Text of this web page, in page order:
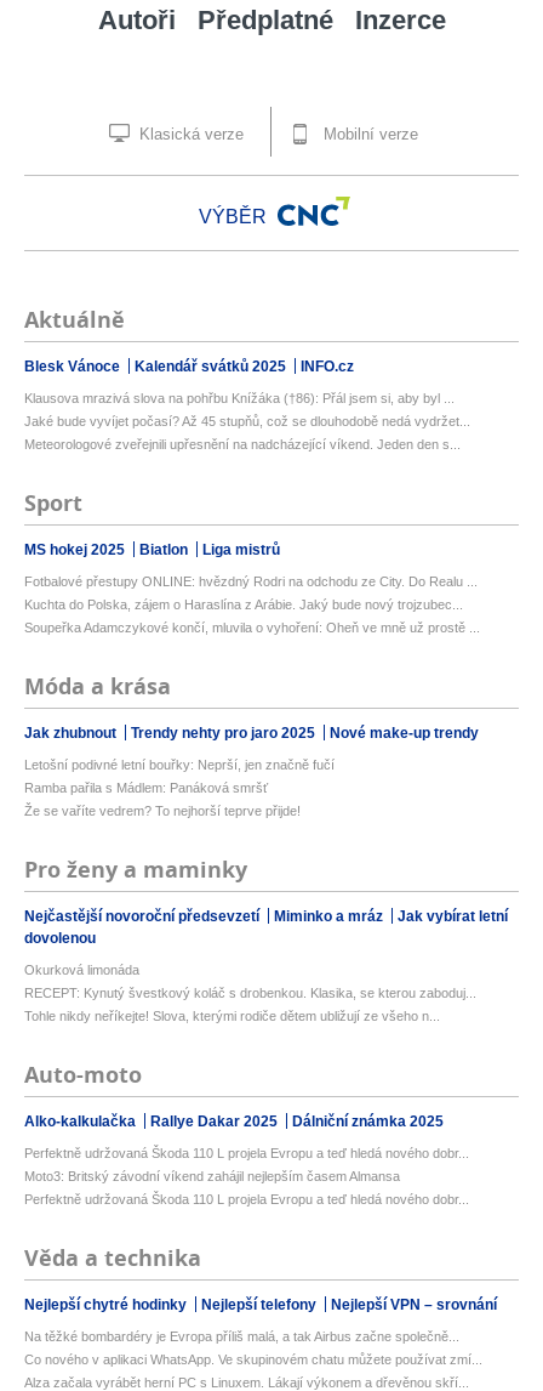
Autoři Předplatné Inzerce
Klasická verze Mobilní verze
VÝBĚR
Aktuálně
Blesk Vánoce Kalendář svátků 2025 INFO.cz
Klausova mrazivá slova na pohřbu Knížáka (†86): Přál jsem si, aby byl ...
Jaké bude vyvíjet počasí? Až 45 stupňů, což se dlouhodobě nedá vydržet...
Meteorologové zveřejnili upřesnění na nadcházející víkend. Jeden den s...
Sport
MS hokej 2025 Biatlon Liga mistrů
Fotbalové přestupy ONLINE: hvězdný Rodri na odchodu ze City. Do Realu ...
Kuchta do Polska, zájem o Haraslína z Arábie. Jaký bude nový trojzubec...
Soupeřka Adamczykové končí, mluvila o vyhoření: Oheň ve mně už prostě ...
Móda a krása
Jak zhubnout Trendy nehty pro jaro 2025 Nové make-up trendy
Letošní podivné letní bouřky: Neprší, jen značně fučí
Ramba pařila s Mádlem: Panáková smršť
Že se vaříte vedrem? To nejhorší teprve přijde!
Pro ženy a maminky
Nejčastější novoroční předsevzetí Miminko a mráz
Jak vybírat letní
dovolenou
Okurková limonáda
RECEPT: Kynutý švestkový koláč s drobenkou. Klasika, se kterou zaboduj...
Tohle nikdy neříkejte! Slova, kterými rodiče dětem ubližují ze všeho n...
Auto-moto
Alko-kalkulačka Rallye Dakar 2025 Dálniční známka 2025
Perfektně udržovaná Škoda 110 L projela Evropu a teď hledá nového dobr...
Moto3: Britský závodní víkend zahájil nejlepším časem Almansa
Perfektně udržovaná Škoda 110 L projela Evropu a teď hledá nového dobr...
Věda a technika
Nejlepší chytré hodinky Nejlepší telefony Nejlepší VPN – srovnání
Na těžké bombardéry je Evropa příliš malá, a tak Airbus začne společně...
Co nového v aplikaci WhatsApp. Ve skupinovém chatu můžete používat zmí...
Alza začala vyrábět herní PC s Linuxem. Lákají výkonem a dřevěnou skří...